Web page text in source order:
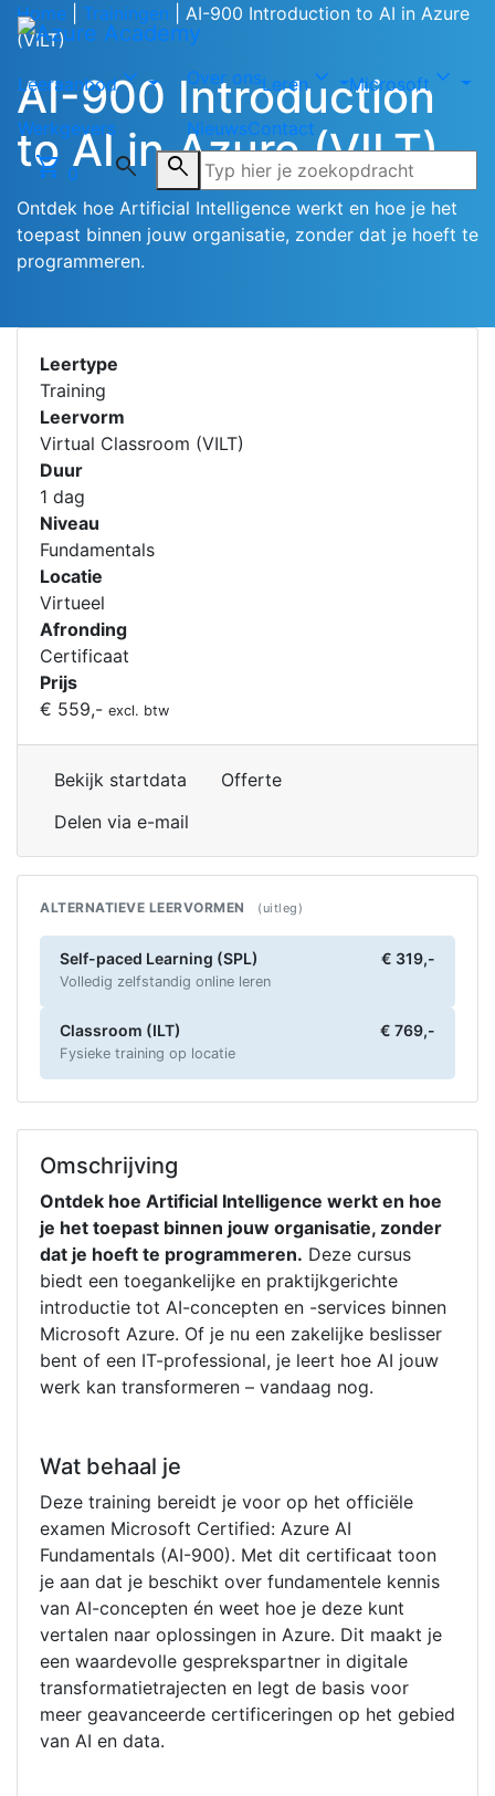
Leeraanbodexpand_more
Werkgevers
Over onsLeren expand_more Microsoft expand_more
NieuwsContact
shopping_cart 0 search search
Home Trainingen
AI-900 Introduction to AI in Azure
(VILT)
AI-900 Introduction
to AI in Azure (VILT)
Ontdek hoe Artificial Intelligence werkt en hoe je het
toepast binnen jouw organisatie, zonder dat je hoeft te
programmeren.
Kosten
Startdata
Leertype
Training
Leervorm
Virtual Classroom (VILT)
Duur
1 dag
Niveau
Fundamentals
Locatie
Virtueel
Afronding
Certificaat
Prijs
€ 559,- excl. btw
Bekijk startdata
Offerte
Delen via e-mail
ALTERNATIEVE LEERVORMEN (uitleg)
Self-paced Learning (SPL)
Volledig zelfstandig online leren
€ 319,-
Classroom (ILT)
Fysieke training op locatie
€ 769,-
Omschrijving
Ontdek hoe Artificial Intelligence werkt en hoe
je het toepast binnen jouw organisatie, zonder
dat je hoeft te programmeren. Deze cursus
biedt een toegankelijke en praktijkgerichte
introductie tot AI-concepten en -services binnen
Microsoft Azure. Of je nu een zakelijke beslisser
bent of een IT-professional, je leert hoe AI jouw
werk kan transformeren – vandaag nog.
Wat behaal je
Deze training bereidt je voor op het officiële
examen Microsoft Certified: Azure AI
Fundamentals (AI-900). Met dit certificaat toon
je aan dat je beschikt over fundamentele kennis
van AI-concepten én weet hoe je deze kunt
vertalen naar oplossingen in Azure. Dit maakt je
een waardevolle gesprekspartner in digitale
transformatietrajecten en legt de basis voor
meer geavanceerde certificeringen op het gebied
van AI en data.